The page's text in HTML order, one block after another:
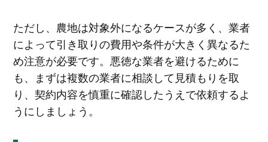
ただし、農地は対象外になるケースが多く、業者
によって引き取りの費用や条件が大きく異なるた
め注意が必要です。悪徳な業者を避けるために
も、まずは複数の業者に相談して見積もりを取
り、契約内容を慎重に確認したうえで依頼するよ
うにしましょう。